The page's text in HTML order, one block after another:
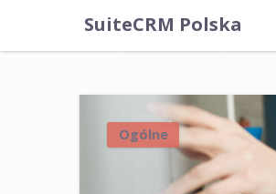
SuiteCRM Polska
Ogólne